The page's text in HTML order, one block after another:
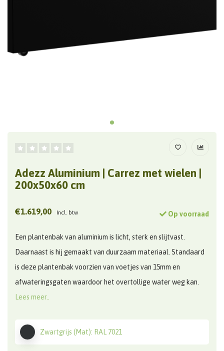
Adezz Aluminium | Carrez met wielen |
200x50x60 cm
€1.619,00 Incl. btw Op voorraad
Een plantenbak van aluminium is licht, sterk en slijtvast.
Daarnaast is hij gemaakt van duurzaam materiaal. Standaard
is deze plantenbak voorzien van voetjes van 15mm en
afwateringsgaten waardoor het overtollige water weg kan.
Lees meer..
Zwartgrijs (Mat): RAL 7021